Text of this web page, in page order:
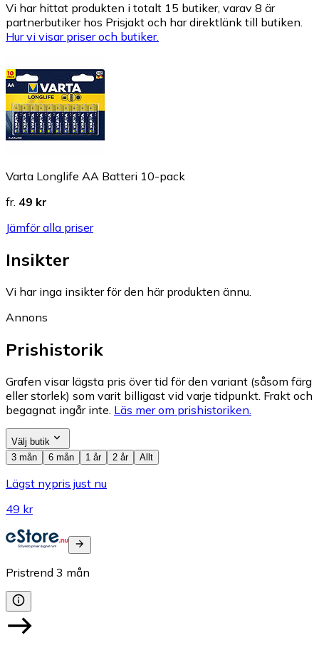
Vi har hittat produkten i totalt 15 butiker, varav 8 är
partnerbutiker hos Prisjakt och har direktlänk till butiken.
Hur vi visar priser och butiker.
Varta Longlife AA Batteri 10-pack
fr. 49 kr
Jämför alla priser
Insikter
Vi har inga insikter för den här produkten ännu.
Annons
Prishistorik
Grafen visar lägsta pris över tid för den variant (såsom färg
eller storlek) som varit billigast vid varje tidpunkt. Frakt och
begagnat ingår inte. Läs mer om prishistoriken.
Välj butik
3 mån
6 mån 1 år 2 år Allt
Lägst nypris just nu
49 kr
Pristrend 3 mån